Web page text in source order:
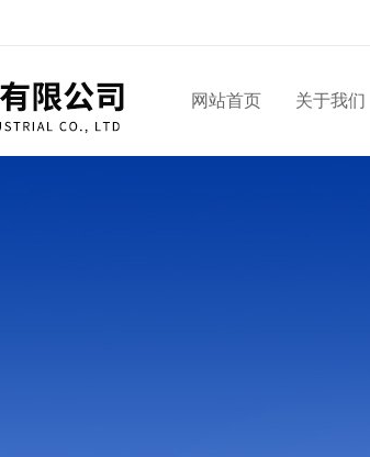
网站首页 关于我们